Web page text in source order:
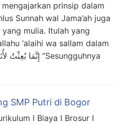
prinsip dalam
Sunnah wal Jama’ah juga
mulia. Itulah yang
‘alaihi wa sallam dalam
SMP Putri di Bogor
I Biaya I Brosur I